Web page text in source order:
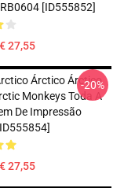
[ID555852]
27,55
Árctico Árctico
Monkeys Toda A
De Impressão
27,55
-20%